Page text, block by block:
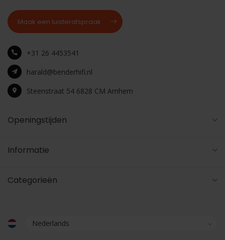
Maak een luisterafspraak
+31 26 4453541
harald@benderhifi.nl
Steenstraat 54 6828 CM Arnhem
Openingstijden
Informatie
Categorieën